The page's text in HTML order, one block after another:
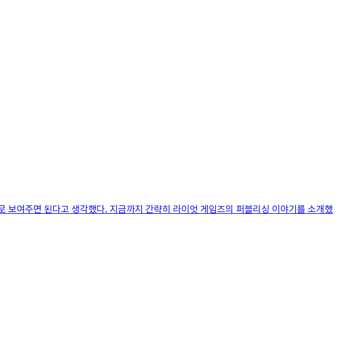
여주면 된다고 생각했다. 지금까지 간략히 라이엇 게임즈의 퍼블리싱 이야기를 소개했